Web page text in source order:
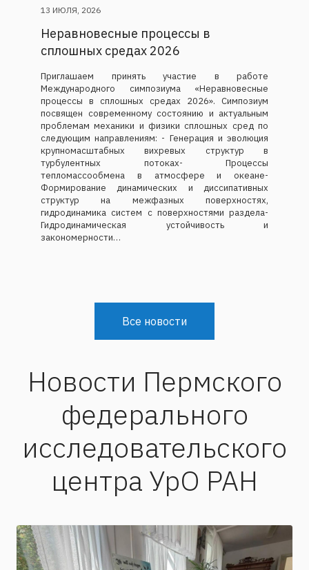
13 ИЮЛЯ, 2026
Неравновесные процессы в
сплошных средах 2026
Приглашаем принять участие в работе
Международного симпозиума «Неравновесные
процессы в сплошных средах 2026». Симпозиум
посвящен современному состоянию и актуальным
проблемам механики и физики сплошных сред по
следующим направлениям: - Генерация и эволюция
крупномасштабных вихревых структур в
турбулентных потоках- Процессы
тепломассообмена в атмосфере и океане-
Формирование динамических и диссипативных
структур на межфазных поверхностях,
гидродинамика систем с поверхностями раздела-
Гидродинамическая устойчивость и
закономерности…
Все новости
Новости Пермского
федерального
исследовательского
центра УрО РАН